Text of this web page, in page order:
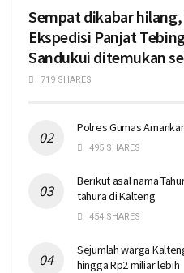
Sempat dikabar
Ekspedisi Panjat
Sandukui ditemukan
719 SHARES
Polres Gumas
495 SHARES
Berikut asal nama
tahura di Kalteng
454 SHARES
Sejumlah warga
hingga Rp2 miliar lebih